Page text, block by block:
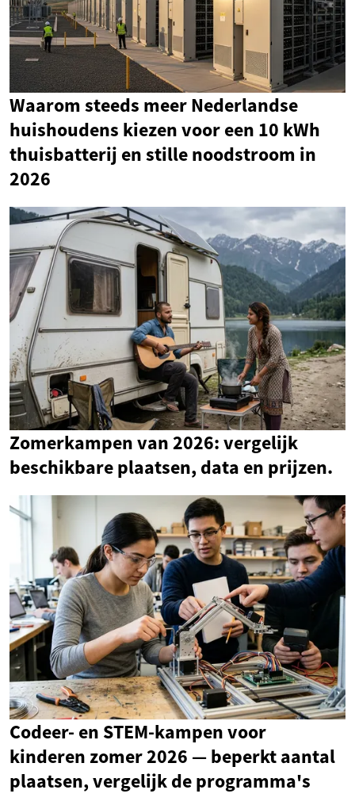
Waarom steeds meer Nederlandse
huishoudens kiezen voor een 10 kWh
thuisbatterij en stille noodstroom in
2026
Zomerkampen van 2026: vergelijk
beschikbare plaatsen, data en prijzen.
Codeer- en STEM-kampen voor
kinderen zomer 2026 — beperkt aantal
plaatsen, vergelijk de programma's